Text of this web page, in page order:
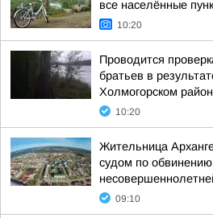
все населённые
10:20
Проводится
братьев в
Холмогорском
10:20
Жительница
судом по
09:10